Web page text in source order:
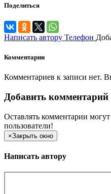
Поделиться
Написать автору Телефон
Комментарии
Комментариев к записи нет.
Добавить комментарий
Оставлять комментарии
пользователи!
×Закрыть окно
Написать автору